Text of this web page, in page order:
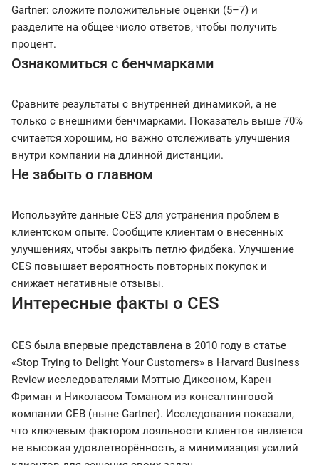
Gartner: сложите положительные оценки (5–7) и
разделите на общее число ответов, чтобы получить
процент.
Ознакомиться с бенчмарками
Сравните результаты с внутренней динамикой, а не
только с внешними бенчмарками. Показатель выше 70%
считается хорошим, но важно отслеживать улучшения
внутри компании на длинной дистанции.
Не забыть о главном
Используйте данные CES для устранения проблем в
клиентском опыте. Сообщите клиентам о внесенных
улучшениях, чтобы закрыть петлю фидбека. Улучшение
CES повышает вероятность повторных покупок и
снижает негативные отзывы.
Интересные факты о CES
CES была впервые представлена в 2010 году в статье
«Stop Trying to Delight Your Customers» в Harvard Business
Review исследователями Мэттью Диксоном, Карен
Фриман и Николасом Томаном из консалтинговой
компании CEB (ныне Gartner). Исследования показали,
что ключевым фактором лояльности клиентов является
не высокая удовлетворённость, а минимизация усилий